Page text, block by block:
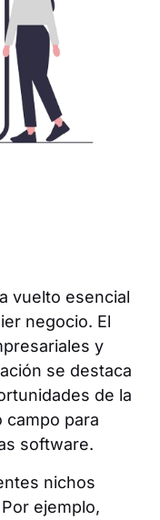
vuelto esencial
negocio. El
y
se destaca
de la
campo para
software.
nichos
ejemplo,